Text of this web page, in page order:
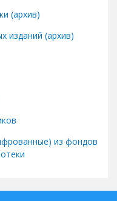
(архив)
изданий (архив)
из фондов